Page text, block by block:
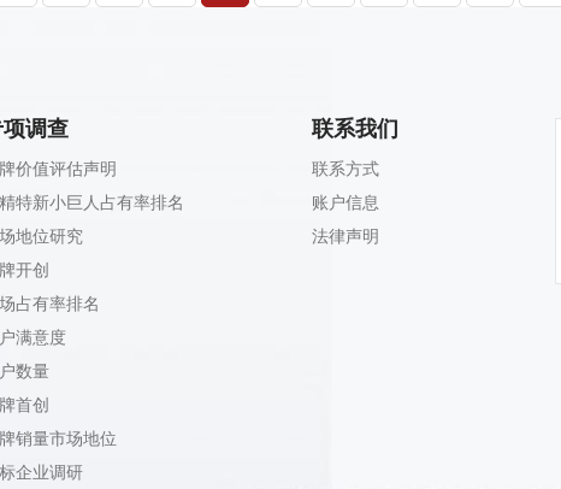
调查
价值评估声明
特新小巨人占有率排名
地位研究
开创
占有率排名
满意度
数量
首创
销量市场地位
企业调研
联系我们
联系方式
账户信息
法律声明